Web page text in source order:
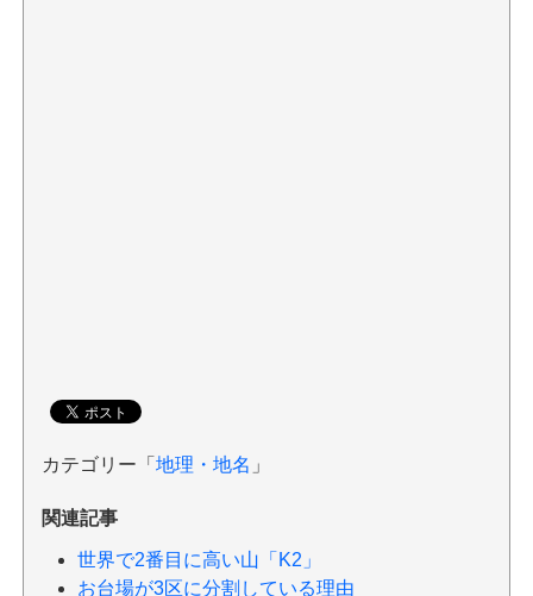
カテゴリー「 地理・地名 」
関連記事
世界で2番目に高い山「K2」
お台場が3区に分割している理由